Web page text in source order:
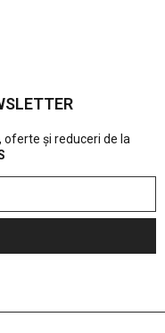
oferte și reduceri de la